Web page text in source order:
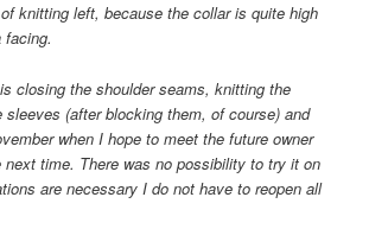
knitting left, because the collar is quite high
closing the shoulder seams, knitting the
sleeves (after blocking them, of course) and
when I hope to meet the future owner
next time. There was no possibility to try it on
are necessary I do not have to reopen all